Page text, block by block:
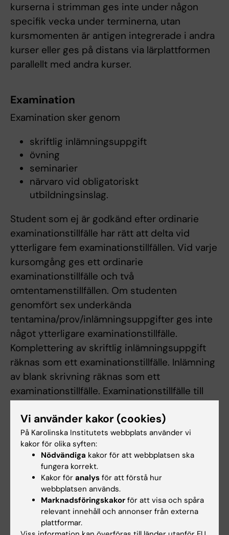
kurserna i strimman ges inte under någon
specifik vecka under terminerna, utan
kursmomenten är antigen integrerade i andra
kurser eller ges på distans via lärplattformen
parallellt med andra kurser.
Examination
Examination sker genom
skriftlig inlämningsuppgift
övning
seminarier
närvaro vid obligatoriskt
utbildningsinslag.
Student som ej är godkänd efter ordinarie
examinationstillfälle har rätt att delta vid
ytterligare fem examinationstillfällen. Vid varje
kursomgång ges ett ordinarie
examinationstillfälle och två
omtentamenstillfällen. Om studenten
genomfört sex underkända
tentamina/prov/inlämningsuppgifter ges inte
något ytterligare examinationstillfälle.
Komplettering av skriftlig inlämningsuppgift
räknas som ett examinationstillfälle. Inlämning
av blank skrivning räknas som ett
examinationstillfälle. Examinationstillfälle till
deltagit i räknas inte som examinationstillfälle.
Vid frånvaro från obligatoriskt
utbildningsinslag ansvarar studenten själv för
att kontakta kursansvarig lärare för
ersättningsuppgift. Examinator bedömer om
och hur en student kan ta igen missat
obligatoriskt utbildningsinslag. Frånvaro från
ett obligatoriskt utbildningsinslag kan
Vi använder kakor (cookies)
På Karolinska Institutets webbplats använder vi
kakor för olika syften:
Nödvändiga kakor för att webbplatsen ska
fungera korrekt.
Kakor för analys för att förstå hur
webbplatsen används.
Marknadsföringskakor för att visa och spåra
relevant innehåll och annonser från externa
plattformar.